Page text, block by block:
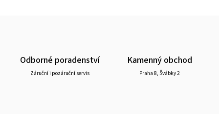
Odborné poradenství
Záruční i pozáruční servis
Kamenný obchod
Praha 8, Švábky 2